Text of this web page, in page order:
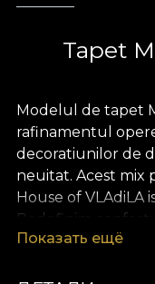
Tapet
Modelul de tapet
rafinamentul
decoratiunilor de
neuitat. Acest mix
House of VLAdiLA
Redefinim
sub forma unor
Показать ещё